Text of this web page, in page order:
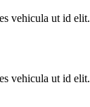
vehicula ut id elit.
vehicula ut id elit.